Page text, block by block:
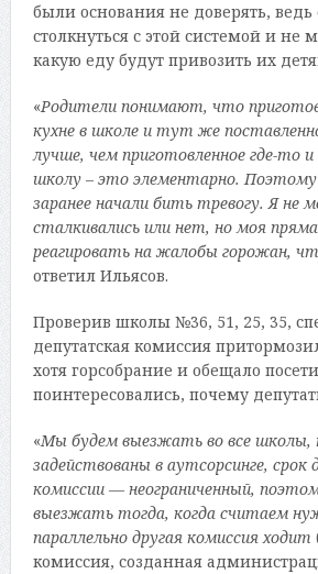
были основания не доверять,
столкнуться с этой системой и не
какую еду будут привозить их
«Родители понимают, что
кухне в школе и тут же
лучше, чем приготовленное где-то и
школу – это элементарно.
заранее начали бить тревогу. Я не
сталкивались или нет, но моя
реагировать на жалобы горожан,
ответил Ильясов.
Проверив школы №36, 51, 25, 35,
депутатская комиссия
хотя горсобрание и обещало
поинтересовались, почему
«Мы будем выезжать во все школы,
задействованы в аутсорсинге, срок
комиссии — неограниченный,
выезжать тогда, когда считаем
параллельно другая комиссия ходит
комиссия, созданная